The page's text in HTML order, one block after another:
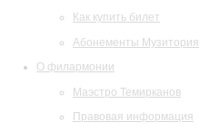
Как купить билет
Абонементы Музитория
О филармонии
Маэстро Темирканов
Правовая информация